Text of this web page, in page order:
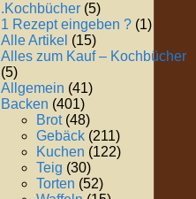
.Kochbücher (5)
1 Rezept eingeben ? (1)
Alle Artikel (15)
Alles zum Kauf – Kochbücher
(5)
Allgemein (41)
Backen (401)
Brot(48)
Gebäck (211)
Kuchen (122)
Teig (30)
Torten (52)